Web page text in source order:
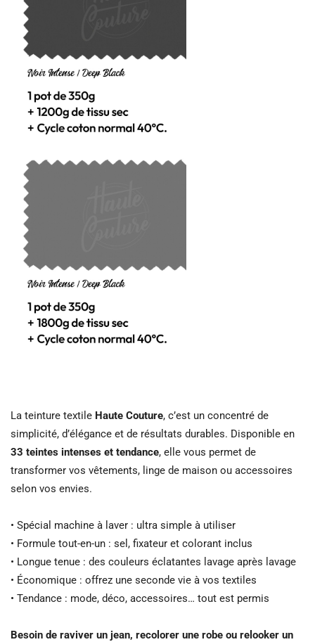
La teinture textile Haute Couture, c’est un concentré de
simplicité, d’élégance et de résultats durables. Disponible en
33 teintes intenses et tendance, elle vous permet de
transformer vos vêtements, linge de maison ou accessoires
selon vos envies.
• Spécial machine à laver : ultra simple à utiliser
• Formule tout-en-un : sel, fixateur et colorant inclus
• Longue tenue : des couleurs éclatantes lavage après lavage
• Économique : offrez une seconde vie à vos textiles
• Tendance : mode, déco, accessoires… tout est permis
Besoin de raviver un jean, recolorer une robe ou relooker un